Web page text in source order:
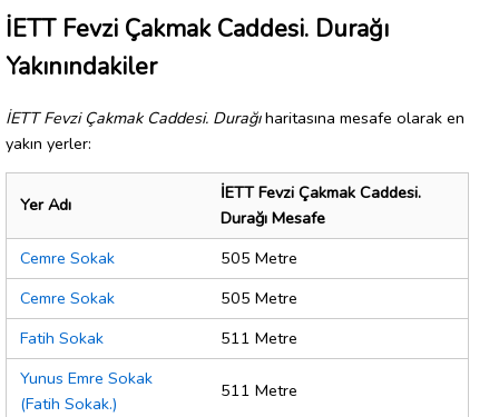
İETT Fevzi Çakmak Caddesi. Durağı
Yakınındakiler
İETT Fevzi Çakmak Caddesi. Durağıharitasına mesafe olarak en
yakın yerler:
Yer Adı
İETT Fevzi Çakmak Caddesi.
Durağı Mesafe
Cemre Sokak
505 Metre
Cemre Sokak
505 Metre
Fatih Sokak
511 Metre
Yunus Emre Sokak
(Fatih Sokak.)
511 Metre